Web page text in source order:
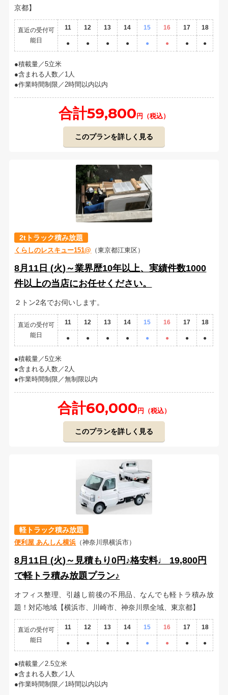
京都】
直近の受付可
能日
11 12 13 14 15 16 17 18
● ● ● ● ● ● ● ●
積載量／5立米
含まれる人数／1人
作業時間制限／2時間以内以内
合計59,800 円（税込）
このプランを詳しく見る
2tトラック積み放題
くらしのレスキュー151@ （東京都江東区）
8月11日 (火)～業界歴10年以上、実績件数1000
件以上の当店にお任せください。
２トン2名でお伺いします。
直近の受付可
能日
11 12 13 14 15 16 17 18
● ● ● ● ● ● ● ●
積載量／5立米
含まれる人数／2人
作業時間制限／無制限以内
合計60,000 円（税込）
このプランを詳しく見る
軽トラック積み放題
便利屋 あんしん横浜 （神奈川県横浜市）
8月11日 (火)～見積もり0円♪格安料♩ 19,800円
で軽トラ積み放題プラン♪
オフィス整理、引越し前後の不用品、なんでも軽トラ積み放
題！対応地域【横浜市、川崎市、神奈川県全域、東京都】
直近の受付可
能日
11 12 13 14 15 16 17 18
● ● ● ● ● ● ● ●
積載量／2.5立米
含まれる人数／1人
作業時間制限／1時間以内以内